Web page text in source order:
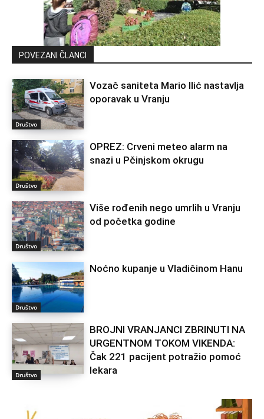
POVEZANI ČLANCI
Društvo
Vozač saniteta Mario Ilić nastavlja
oporavak u Vranju
Društvo
OPREZ: Crveni meteo alarm na
snazi u Pčinjskom okrugu
Društvo
Više rođenih nego umrlih u Vranju
od početka godine
Društvo
Noćno kupanje u Vladičinom Hanu
Društvo
BROJNI VRANJANCI ZBRINUTI NA
URGENTNOM TOKOM VIKENDA:
Čak 221 pacijent potražio pomoć
lekara